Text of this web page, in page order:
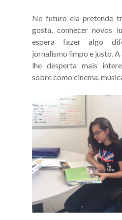
No futuro ela pretende
gosta, conhecer novos
espera fazer algo
jornalismo limpo e justo. A
lhe desperta mais
sobre como cinema,